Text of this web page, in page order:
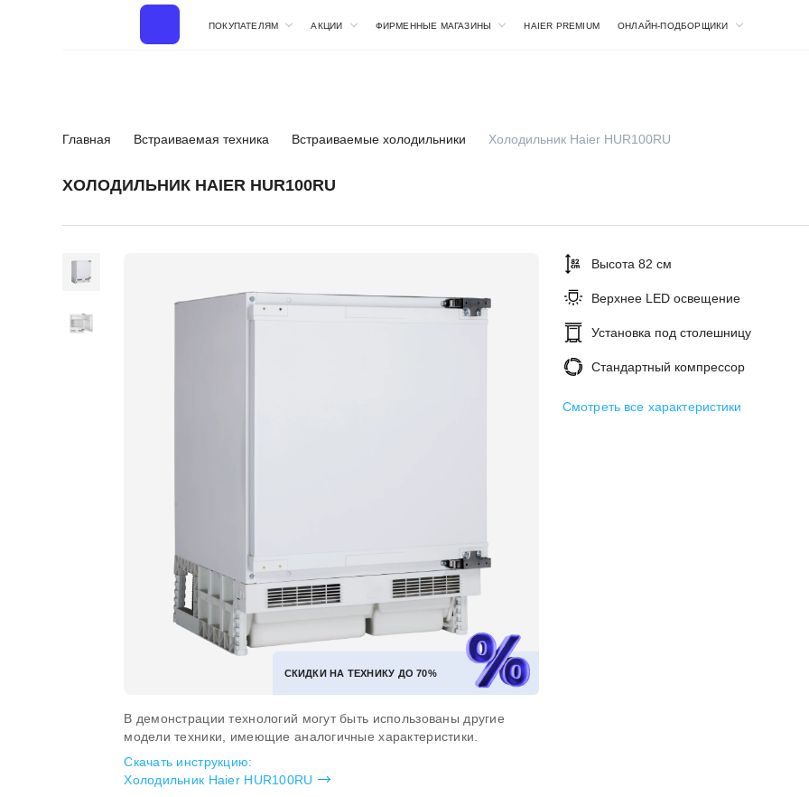
ПОКУПАТЕЛЯМ АКЦИИ ФИРМЕННЫЕ МАГАЗИНЫ HAIER PREMIUM ОНЛАЙН-ПОДБОРЩИКИ
Главная Встраиваемая техника Встраиваемые холодильники Холодильник Haier HUR100RU
ХОЛОДИЛЬНИК HAIER HUR100RU
СКИДКИ НА ТЕХНИКУ ДО70%
В демонстрации технологий могут быть использованы другие
модели техники, имеющие аналогичные характеристики.
Скачать инструкцию:
Холодильник Haier HUR100RU
Высота 82 см
Верхнее LED освещение
Установка под столешницу
Стандартный компрессор
Смотреть все характеристики